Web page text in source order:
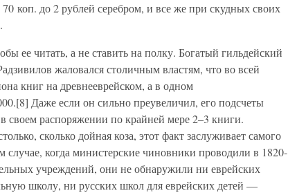
коп. до 2 рублей серебром, и все же при скудных своих
ее читать, а не ставить на полку. Богатый гильдейский
жаловался столичным властям, что во всей
книг на древнееврейском, а в одном
Даже если он сильно преувеличил, его подсчеты
своем распоряжении по крайней мере 2–3 книги.
сколько дойная коза, этот факт заслуживает самого
случае, когда министерские чиновники проводили в 1820-
учреждений, они не обнаружили ни еврейских
школу, ни русских школ для еврейских детей —